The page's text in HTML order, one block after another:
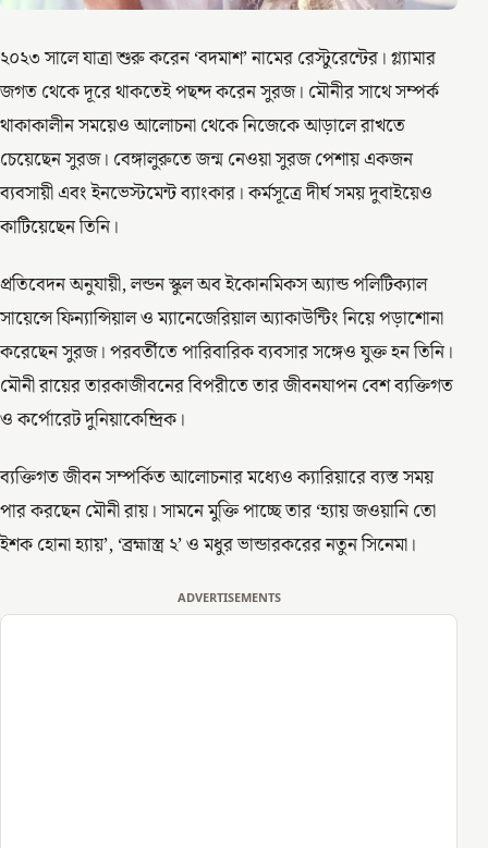
২০২৩ সালে যাত্রা শুরু করেন ‘বদমাশ’ নামের রেস্টুরেন্টের। গ্ল্যামার
জগত থেকে দূরে থাকতেই পছন্দ করেন সুরজ। মৌনীর সাথে সম্পর্ক
থাকাকালীন সময়েও আলোচনা থেকে নিজেকে আড়ালে রাখতে
চেয়েছেন সুরজ। বেঙ্গালুরুতে জন্ম নেওয়া সুরজ পেশায় একজন
ব্যবসায়ী এবং ইনভেস্টমেন্ট ব্যাংকার। কর্মসূত্রে দীর্ঘ সময় দুবাইয়েও
কাটিয়েছেন তিনি।
প্রতিবেদন অনুযায়ী, লন্ডন স্কুল অব ইকোনমিকস অ্যান্ড পলিটিক্যাল
সায়েন্সে ফিন্যান্সিয়াল ও ম্যানেজেরিয়াল অ্যাকাউন্টিং নিয়ে পড়াশোনা
করেছেন সুরজ। পরবর্তীতে পারিবারিক ব্যবসার সঙ্গেও যুক্ত হন তিনি।
মৌনী রায়ের তারকাজীবনের বিপরীতে তার জীবনযাপন বেশ ব্যক্তিগত
ও কর্পোরেট দুনিয়াকেন্দ্রিক।
ব্যক্তিগত জীবন সম্পর্কিত আলোচনার মধ্যেও ক্যারিয়ারে ব্যস্ত সময়
পার করছেন মৌনী রায়। সামনে মুক্তি পাচ্ছে তার ‘হ্যায় জওয়ানি তো
ইশক হোনা হ্যায়’, ‘ব্রহ্মাস্ত্র ২’ ও মধুর ভান্ডারকরের নতুন সিনেমা।
ADVERTISEMENTS